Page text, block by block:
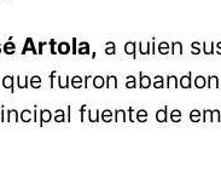
Artola, a quien
fueron
fuente de